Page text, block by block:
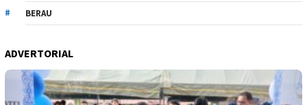
BERAU
ADVERTORIAL